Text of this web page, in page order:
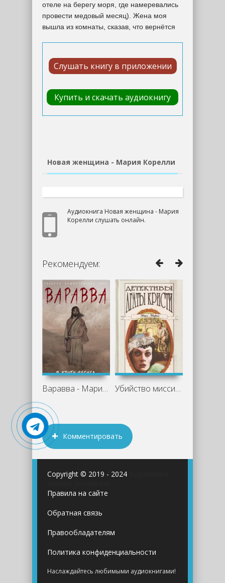
отеле на берегу моря, где намеревались
провести медовый месяц). Жена моя
вышла из комнаты, сказав, что вернётся
Слушать книгу в приложении
Купить и скачать аудиокнигу
Новая женщина - Мария Корелли
Аудиокнига Новая женщина - Мария
Корелли слушать онлайн.
Рекомендуем:
Варавва - Мария Корелли Убийство миссис Спенлоу. Убийство в
Комментировать
Copyright © 2019 - 2024
Правила на сайте
Обратная связь
Правообладателям
Политика конфиденциальности
Наслаждайтесь любимыми аудиокнигами!